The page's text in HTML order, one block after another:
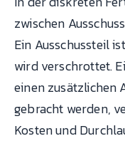
zwischen
Ein Ausschussteil
wird verschrottet.
einen zusätzlichen
gebracht werden,
Kosten und